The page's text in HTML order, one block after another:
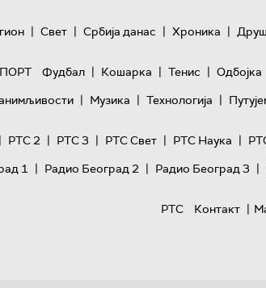
| Свет | Србија данас | Хроника |
Фудбал | Кошарка | Тенис | Одбојка
| Музика | Технологијa |
| РТС 2 | РТС 3 | РТС Свет | РТС Наука |
1 | Радио Београд 2 | Радио Београд 3 |
РТС
Контакт |